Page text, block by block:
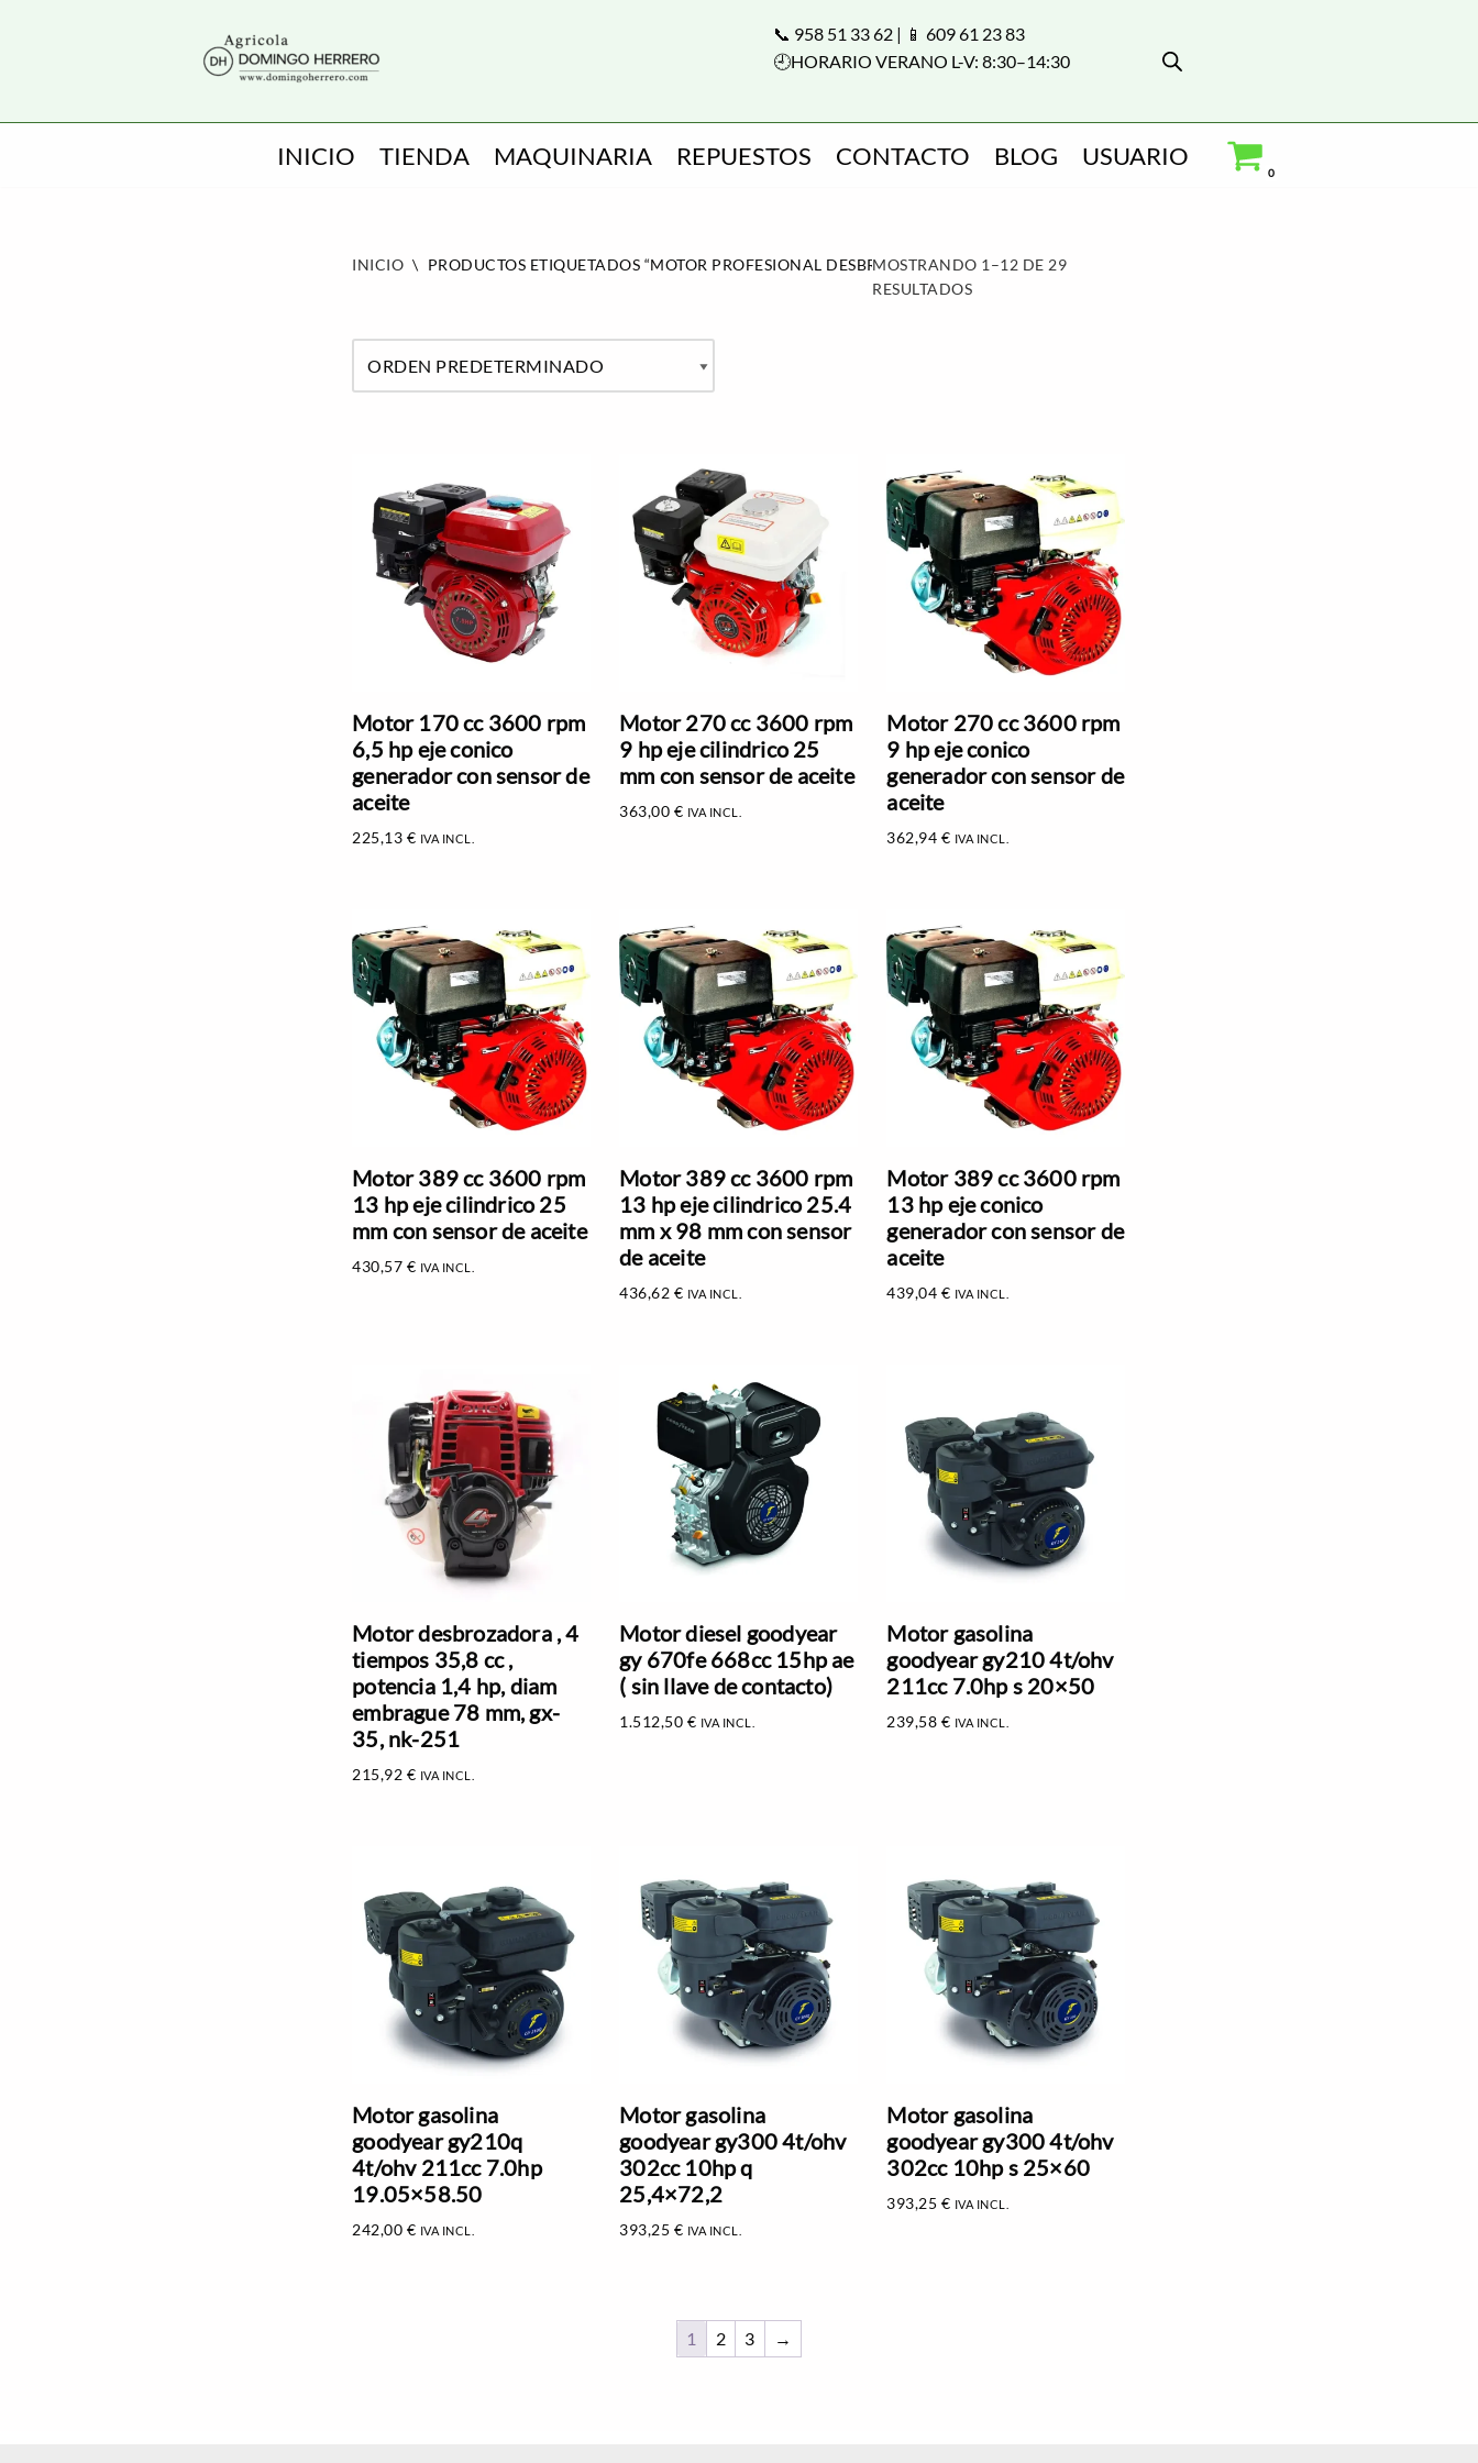
📞 958 51 33 62 | 📱 609 61 23 83
🕘HORARIO VERANO L-V: 8:30–14:30
INICIO TIENDA MAQUINARIA REPUESTOS CONTACTO BLOG USUARIO
0
INICIO \ PRODUCTOS ETIQUETADOS “MOTOR PROFESIONAL DESBROZADORA”MOSTRANDO 1–12 DE 29
RESULTADOS
Motor 170 cc 3600 rpm
6,5 hp eje conico
generador con sensor de
aceite
225,13 € IVA INCL.
Motor 270 cc 3600 rpm
9 hp eje cilindrico 25
mm con sensor de aceite
363,00 € IVA INCL.
Motor 270 cc 3600 rpm
9 hp eje conico
generador con sensor de
aceite
362,94 € IVA INCL.
Motor 389 cc 3600 rpm
13 hp eje cilindrico 25
mm con sensor de aceite
430,57 € IVA INCL.
Motor 389 cc 3600 rpm
13 hp eje cilindrico 25.4
mm x 98 mm con sensor
de aceite
436,62 € IVA INCL.
Motor 389 cc 3600 rpm
13 hp eje conico
generador con sensor de
aceite
439,04 € IVA INCL.
Motor desbrozadora , 4
tiempos 35,8 cc ,
potencia 1,4 hp, diam
embrague 78 mm, gx-
35, nk-251
215,92 € IVA INCL.
Motor diesel goodyear
gy 670fe 668cc 15hp ae
( sin llave de contacto)
1.512,50 € IVA INCL.
Motor gasolina
goodyear gy210 4t/ohv
211cc 7.0hp s 20×50
239,58 € IVA INCL.
Motor gasolina
goodyear gy210q
4t/ohv 211cc 7.0hp
19.05×58.50
242,00 € IVA INCL.
Motor gasolina
goodyear gy300 4t/ohv
302cc 10hp q
25,4×72,2
393,25 € IVA INCL.
Motor gasolina
goodyear gy300 4t/ohv
302cc 10hp s 25×60
393,25 € IVA INCL.
1 2 3 →